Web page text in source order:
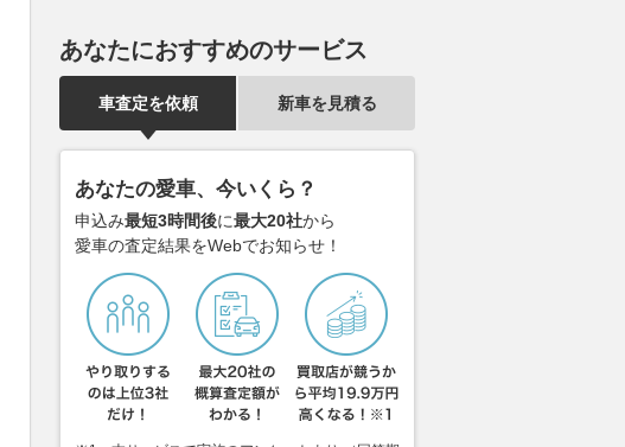
あなたにおすすめのサービス
車査定を依頼 新車を見積る
あなたの愛車、今いくら？
申込み最短3時間後に最大20社から
愛車の査定結果をWebでお知らせ！